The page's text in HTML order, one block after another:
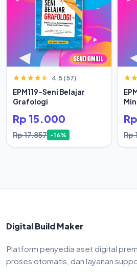
4.5 (57)
EPM119-Seni Belajar
Grafologi
Rp 15.000
Rp 17.857 -16% Rp
Digital Build Maker
Platform penyedia aset digital
proses otomatis, dan layanan